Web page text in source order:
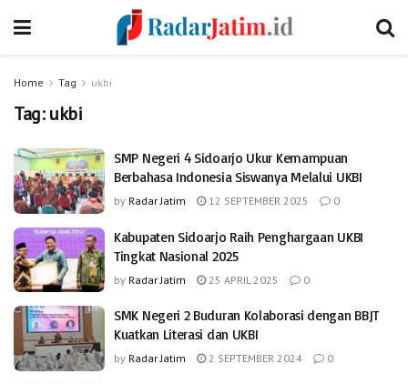
Home Tag ukbi
Tag:ukbi
SMP Negeri 4 Sidoarjo Ukur Kemampuan
Berbahasa Indonesia Siswanya Melalui UKBI
by Radar Jatim 12 SEPTEMBER 2025 0
Kabupaten Sidoarjo Raih Penghargaan UKBI
Tingkat Nasional 2025
by Radar Jatim 25 APRIL 2025 0
SMK Negeri 2 Buduran Kolaborasi dengan BBJT
Kuatkan Literasi dan UKBI
by Radar Jatim 2 SEPTEMBER 2024 0